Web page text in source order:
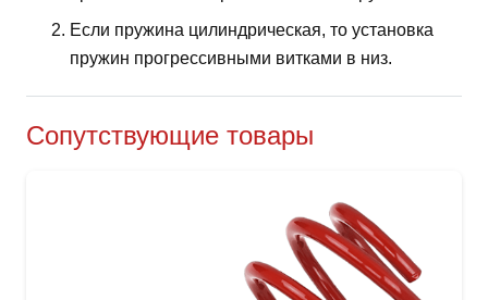
Если пружина цилиндрическая, то установка
пружин прогрессивными витками в низ.
Сопутствующие товары